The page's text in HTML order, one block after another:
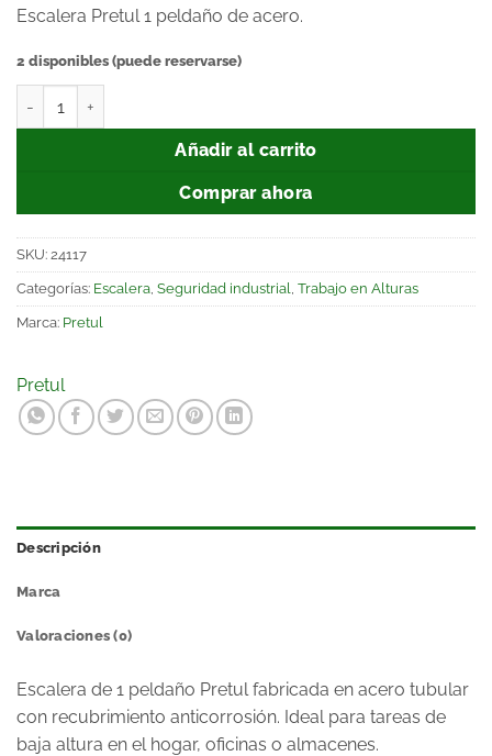
Escalera Pretul 1 peldaño de acero.
2 disponibles (puede reservarse)
Añadir al carrito
Comprar ahora
SKU: 24117
Categorías: Escalera Seguridad industrial Trabajo en Alturas
Marca: Pretul
Pretul
Descripción
Marca
Valoraciones (0)
Escalera de 1 peldaño Pretul fabricada en acero tubular
con recubrimiento anticorrosión. Ideal para tareas de
baja altura en el hogar, oficinas o almacenes.